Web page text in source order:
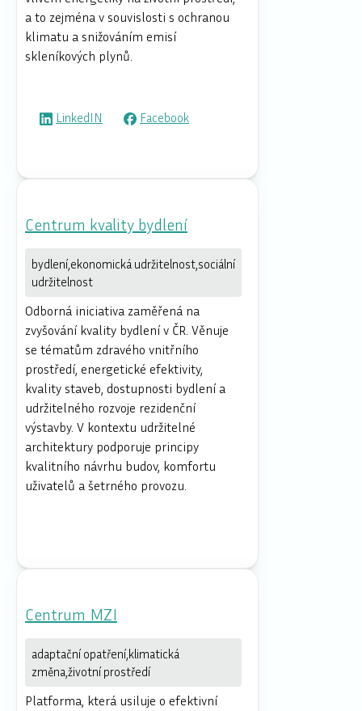
a to zejména v souvislosti s ochranou
klimatu a snižováním emisí
skleníkových plynů.
LinkedIN Facebook
Centrum kvality bydlení
bydlení,ekonomická udržitelnost,sociální
udržitelnost
Odborná iniciativa zaměřená na
zvyšování kvality bydlení v ČR. Věnuje
se tématům zdravého vnitřního
prostředí, energetické efektivity,
kvality staveb, dostupnosti bydlení a
udržitelného rozvoje rezidenční
výstavby. V kontextu udržitelné
architektury podporuje principy
kvalitního návrhu budov, komfortu
uživatelů a šetrného provozu.
Centrum MZI
adaptační opatření,klimatická
změna,životní prostředí
Platforma, která usiluje o efektivní